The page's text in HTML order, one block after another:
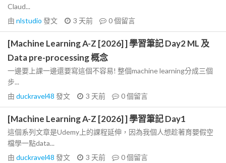
Claud...
由 nlstudio 發文 3 天前 0個留言
[Machine Learning A-Z [2026] ] 學習筆記 Day2 ML 及
Data pre-processing 概念
一邊要上課一邊還要寫這個不容易! 整個machine learning分成三個
步...
由 duckravel48 發文 3 天前 0個留言
[Machine Learning A-Z [2026] ] 學習筆記 Day1
這個系列文章是Udemy上的課程延伸，因為我個人想趁著育嬰假空
檔學一點data...
由 duckravel48 發文 3 天前 0個留言